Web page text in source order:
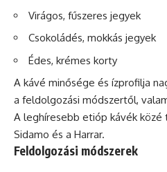
Virágos, fűszeres jegyek
Csokoládés, mokkás jegyek
Édes, krémes korty
A kávé minősége és ízprofilja
a feldolgozási módszertől,
A leghíresebb etióp kávék közé
Sidamo és a Harrar.
Feldolgozási módszerek